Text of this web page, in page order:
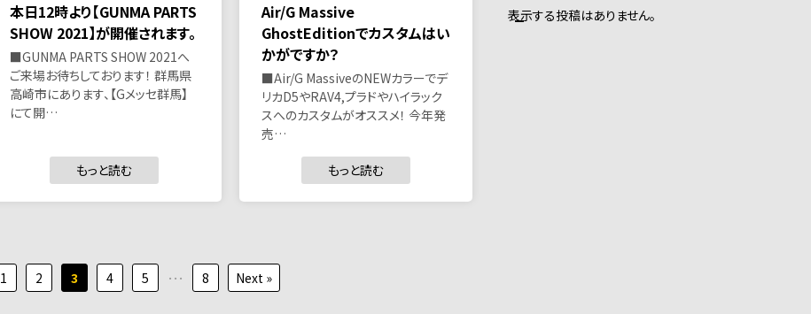
本日12時より【GUNMA PARTS
SHOW 2021】が開催されます。
■GUNMA PARTS SHOW 2021へ
ご来場お待ちしております！ 群馬県
高崎市にあります、【Gメッセ群馬】
にて開…
もっと読む
Air/G Massive
GhostEditionでカスタムはい
かがですか？
■Air/G MassiveのNEWカラーでデ
リカD5やRAV4,プラドやハイラック
スへのカスタムがオススメ！ 今年発
売…
もっと読む
1 2 3 4 5 … 8 Next »
表示する投稿はありません。